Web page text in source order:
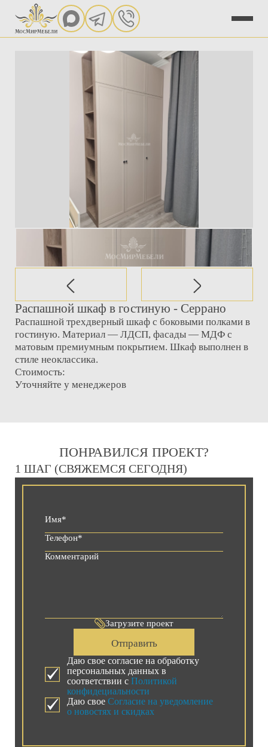
Распашной шкаф в гостиную - Серрано
Распашной трехдверный шкаф с боковыми полками в
гостиную. Материал — ЛДСП, фасады — МДФ с
матовым премиумным покрытием. Шкаф выполнен в
стиле неоклассика.
Стоимость:
Уточняйте у менеджеров
ПОНРАВИЛСЯ ПРОЕКТ?
1 ШАГ (СВЯЖЕМСЯ СЕГОДНЯ)
Загрузите проект
Отправить
Даю свое согласие на обработку
персональных данных в
соответствии с Политикой
конфидециальности
Даю свое Согласие на уведомление
о новостях и скидках